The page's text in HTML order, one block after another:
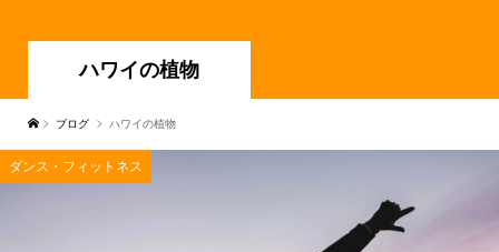
ハワイの植物
ブログ ハワイの植物
ダンス・フィットネス